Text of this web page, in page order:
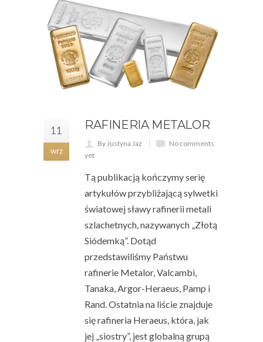
11
wrz
RAFINERIA METALOR
By Justyna Jaz
No comments
yet
Tą publikacją kończymy serię
artykułów przybliżającą sylwetki
światowej sławy rafinerii metali
szlachetnych, nazywanych „Złotą
Siódemką”. Dotąd
przedstawiliśmy Państwu
rafinerie Metalor, Valcambi,
Tanaka, Argor-Heraeus, Pamp i
Rand. Ostatnia na liście znajduje
się rafineria Heraeus, która, jak
jej „siostry”, jest globalną grupą